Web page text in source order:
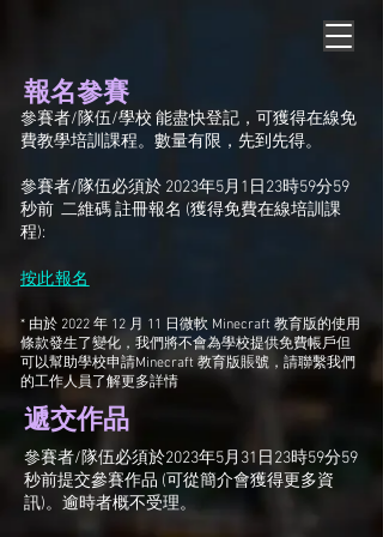
報名參賽
參賽者/隊伍/學校 能盡快登記，可獲得在線免
費教學培訓課程。數量有限，先到先得。
參賽者/隊伍必須於 2023年5月1日23時59分59
秒前 二維碼 註冊報名 (獲得免費在線培訓課
程):
按此報名
* 由於 2022 年 12 月 11 日微軟 Minecraft 教育版的使用
條款發生了變化，我們將不會為學校提供免費帳戶但
可以幫助學校申請Minecraft 教育版賬號，請聯繫我們
的工作人員了解更多詳情
遞交作品
參賽者/隊伍必須於2023年5月31日23時59分59
秒前提交參賽作品 (可從簡介會獲得更多資
訊)。逾時者概不受理。